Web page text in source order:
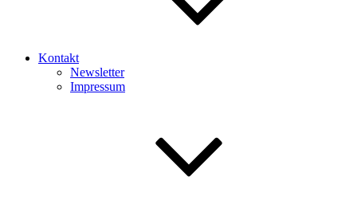
Kontakt
Newsletter
Impressum